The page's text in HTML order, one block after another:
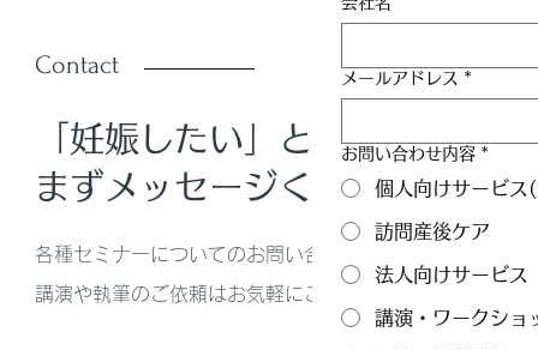
Contact
「妊娠したい」と思ったら
まずメッセージください！
各種セミナーについてのお問い合わせ、
講演や執筆のご依頼はお気軽にご相談ください。
メールアドレス *
お問い合わせ内容 *
個人向けサービス
訪問産後ケア
法人向けサービス
講演・ワークショ